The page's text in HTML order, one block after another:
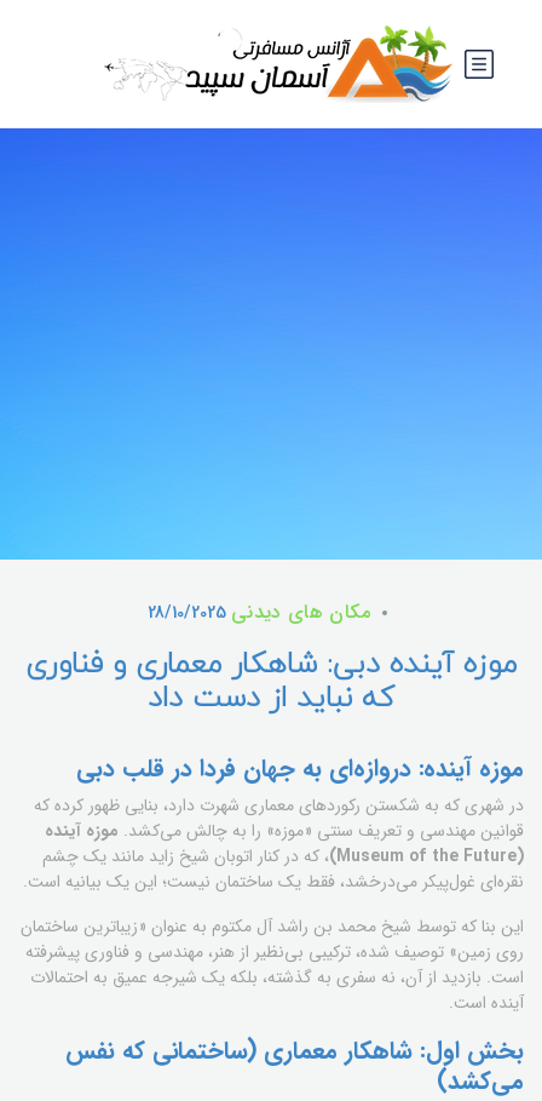
مکان های دیدنی
موزه آینده دبی: شاهکار معماری و فناوری
که نباید از دست داد
موزه آینده: دروازه‌ای به جهان فردا در قلب دبی
در شهری که به شکستن رکوردهای معماری شهرت دارد، بنایی ظهور کرده که
قوانین مهندسی و تعریف سنتی «موزه» را به چالش می‌کشد. موزه آینده
(Museum of the Future)
، که در کنار اتوبان شیخ زاید مانند یک چشم
نقره‌ای غول‌پیکر می‌درخشد، فقط یک ساختمان نیست؛ این یک بیانیه است.
این بنا که توسط شیخ محمد بن راشد آل مکتوم به عنوان «زیباترین ساختمان
روی زمین» توصیف شده، ترکیبی بی‌نظیر از هنر، مهندسی و فناوری پیشرفته
است. بازدید از آن، نه سفری به گذشته، بلکه یک شیرجه عمیق به احتمالات
آینده است.
بخش اول: شاهکار معماری (ساختمانی که نفس
می‌کشد)